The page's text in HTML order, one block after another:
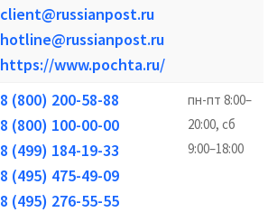
client@russianpost.ru
hotline@russianpost.ru
https://www.pochta.ru/
8 (800) 200-58-88
8 (800) 100-00-00
8 (499) 184-19-33
8 (495) 475-49-09
8 (495) 276-55-55
пн-пт 8:00–
20:00, сб
9:00–18:00